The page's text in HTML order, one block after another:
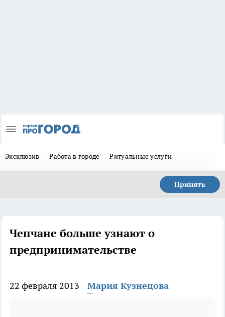
Эксклюзив Работа в городе Ритуальные услуги
Принять
Чепчане больше узнают о
предпринимательстве
22 февраля 2013 Мария Кузнецова